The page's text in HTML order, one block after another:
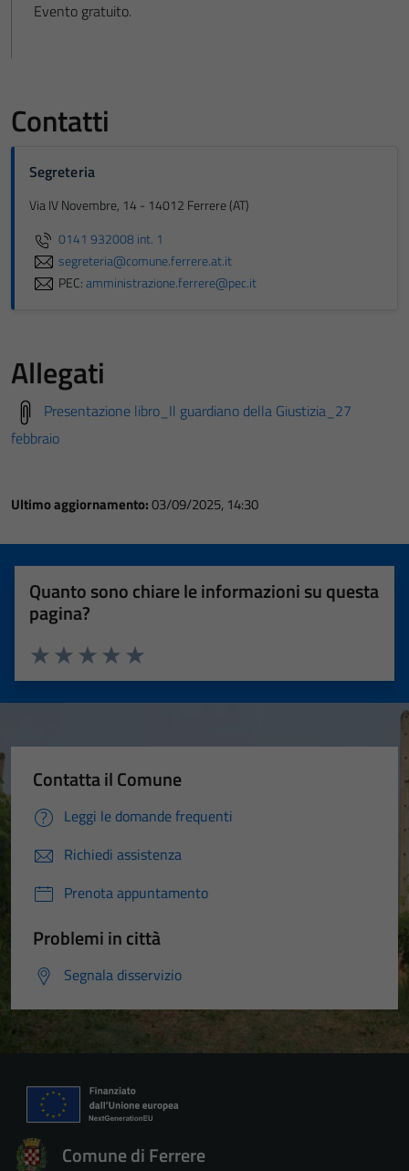
Evento gratuito.
Contatti
Segreteria
Via IV Novembre, 14 - 14012 Ferrere (AT)
0141 932008 int. 1
segreteria@comune.ferrere.at.it
PEC:amministrazione.ferrere@pec.it
Allegati
Presentazione libro_Il guardiano della Giustizia_27
febbraio
Ultimo aggiornamento:03/09/2025, 14:30
Quanto sono chiare le informazioni su questa
pagina?
Valuta 5 stelle su 5
Valuta 4 stelle su 5
Valuta 3 stelle su 5
Valuta 2 stelle su 5
Valuta 1 stelle su 5
Contatta il Comune
Leggi le domande frequenti
Richiedi assistenza
Prenota appuntamento
Problemi in città
Segnala disservizio
Comune di Ferrere